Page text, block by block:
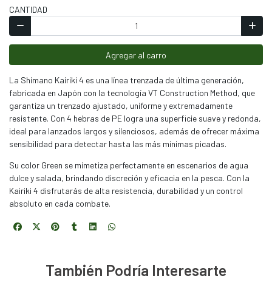
CANTIDAD
Agregar al carro
La Shimano Kairiki 4 es una línea trenzada de última generación,
fabricada en Japón con la tecnología VT Construction Method, que
garantiza un trenzado ajustado, uniforme y extremadamente
resistente. Con 4 hebras de PE logra una superficie suave y redonda,
ideal para lanzados largos y silenciosos, además de ofrecer máxima
sensibilidad para detectar hasta las más mínimas picadas.
Su color Green se mimetiza perfectamente en escenarios de agua
dulce y salada, brindando discreción y eficacia en la pesca. Con la
Kairiki 4 disfrutarás de alta resistencia, durabilidad y un control
absoluto en cada combate.
También Podría Interesarte